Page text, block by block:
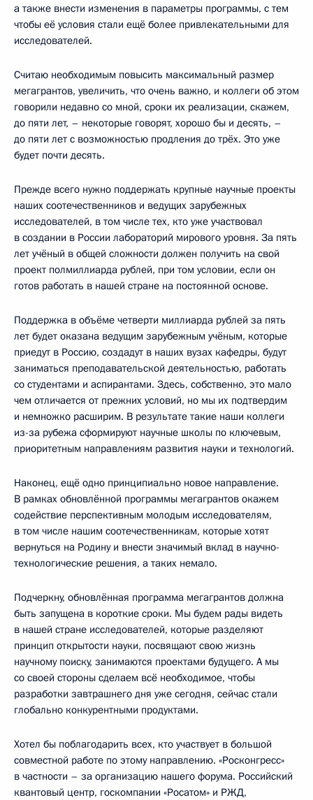
а также внести изменения в параметры программы, с тем
чтобы её условия стали ещё более привлекательными для
исследователей.
Считаю необходимым повысить максимальный размер
мегагрантов, увеличить, что очень важно, и коллеги об этом
говорили недавно со мной, сроки их реализации, скажем,
до пяти лет, – некоторые говорят, хорошо бы и десять, –
до пяти лет с возможностью продления до трёх. Это уже
будет почти десять.
Прежде всего нужно поддержать крупные научные проекты
наших соотечественников и ведущих зарубежных
исследователей, в том числе тех, кто уже участвовал
в создании в России лабораторий мирового уровня. За пять
лет учёный в общей сложности должен получить на свой
проект полмиллиарда рублей, при том условии, если он
готов работать в нашей стране на постоянной основе.
Поддержка в объёме четверти миллиарда рублей за пять
лет будет оказана ведущим зарубежным учёным, которые
приедут в Россию, создадут в наших вузах кафедры, будут
заниматься преподавательской деятельностью, работать
со студентами и аспирантами. Здесь, собственно, это мало
чем отличается от прежних условий, но мы их подтвердим
и немножко расширим. В результате такие наши коллеги
из-за рубежа сформируют научные школы по ключевым,
приоритетным направлениям развития науки и технологий.
Наконец, ещё одно принципиально новое направление.
В рамках обновлённой программы мегагрантов окажем
содействие перспективным молодым исследователям,
в том числе нашим соотечественникам, которые хотят
вернуться на Родину и внести значимый вклад в научно-
технологические решения, а таких немало.
Подчеркну, обновлённая программа мегагрантов должна
быть запущена в короткие сроки. Мы будем рады видеть
в нашей стране исследователей, которые разделяют
принцип открытости науки, посвящают свою жизнь
научному поиску, занимаются проектами будущего. А мы
со своей стороны сделаем всё необходимое, чтобы
разработки завтрашнего дня уже сегодня, сейчас стали
глобально конкурентными продуктами.
Хотел бы поблагодарить всех, кто участвует в большой
совместной работе по этому направлению. «Росконгресс»
в частности – за организацию нашего форума. Российский
квантовый центр, госкомпании «Росатом» и РЖД,